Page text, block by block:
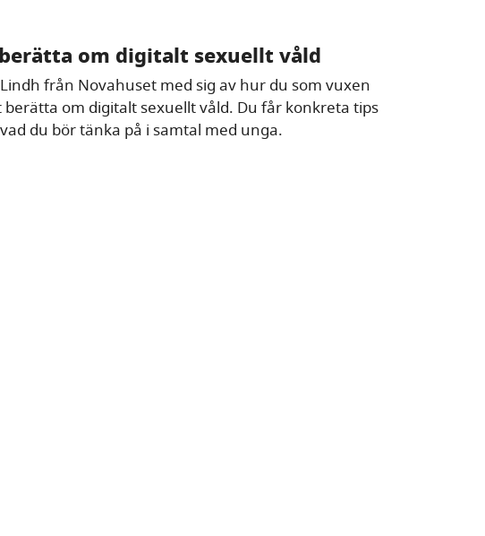
om digitalt sexuellt våld
från Novahuset med sig av hur du som vuxen
om digitalt sexuellt våld. Du får konkreta tips
du bör tänka på i samtal med unga.